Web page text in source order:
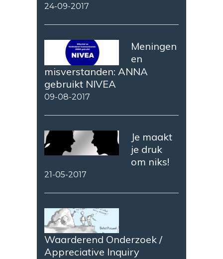
24-09-2017
Meningen
en
misverstanden: ANNA
gebruikt NIVEA
09-08-2017
Je maakt
je druk
om niks!
21-05-2017
Waarderend Onderzoek /
Appreciative Inquiry